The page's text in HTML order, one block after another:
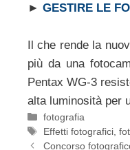
► GESTIRE LE
Il che rende la
più da una
Pentax WG-3
alta luminosità per
Categorie
fotografia
Tag
Effetti fotografici ,
Concorso